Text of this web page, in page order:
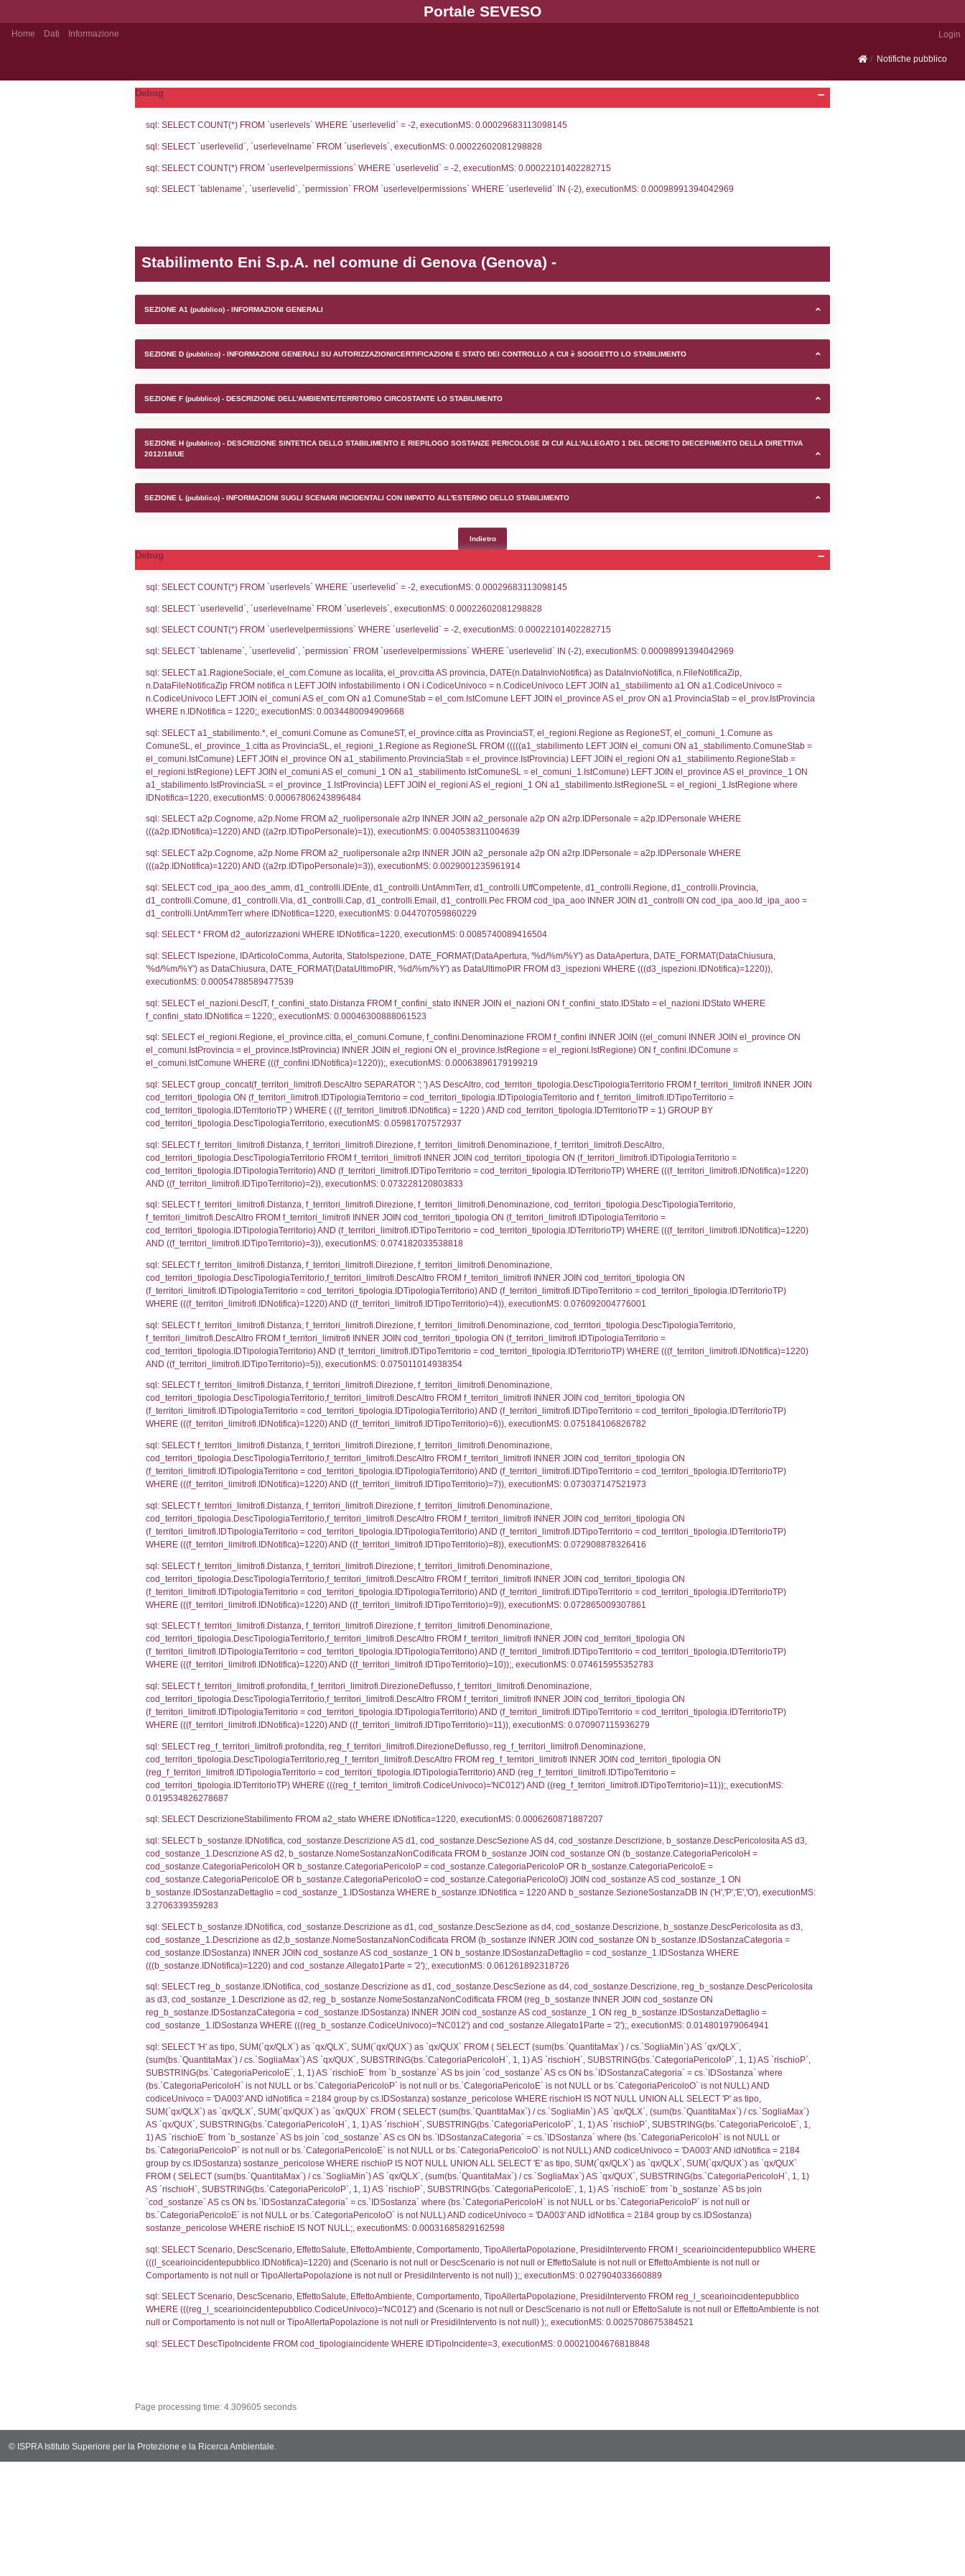
Portale SEVESO
Notifiche pubblico
Debug
sql: SELECT COUNT(*) FROM `userlevels` WHERE `userlevelid` = -2, executionMS: 0.00029683113098145
sql: SELECT COUNT(*) FROM `userlevelpermissions` WHERE `userlevelid` = -2, executionMS: 0.00022101402282715
Stabilimento Eni S.p.A. nel comune di Genova (Genova) -
SEZIONE D (pubblico) - INFORMAZIONI GENERALI SU AUTORIZZAZIONI/CERTIFICAZIONI E STATO DEI CONTROLLO A CUI è SOGGETTO
SEZIONE F (pubblico) - DESCRIZIONE DELL'AMBIENTE/TERRITORIO CIRCOSTANTE LO STABILIMENTO
SEZIONE H (pubblico) - DESCRIZIONE SINTETICA DELLO STABILIMENTO E RIEPILOGO SOSTANZE PERICOLOSE DI CUI ALL'ALLEGATO
2012/18/UE
SEZIONE L (pubblico) - INFORMAZIONI SUGLI SCENARI INCIDENTALI CON IMPATTO ALL'ESTERNO DELLO STABILIMENTO
Debug
sql: SELECT COUNT(*) FROM `userlevels` WHERE `userlevelid` = -2, executionMS: 0.00029683113098145
sql: SELECT `userlevelid`, `userlevelname` FROM `userlevels`, executionMS: 0.00022602081298828
sql: SELECT COUNT(*) FROM `userlevelpermissions` WHERE `userlevelid` = -2, executionMS: 0.00022101402282715
sql: SELECT `tablename`, `userlevelid`, `permission` FROM `userlevelpermissions` WHERE `userlevelid` IN (-2),
sql: SELECT a1.RagioneSociale, el_com.Comune as localita, el_prov.citta AS provincia, DATE(n.DataInvioNotifica) as
n.DataFileNotificaZip FROM notifica n LEFT JOIN infostabilimento i ON i.CodiceUnivoco = n.CodiceUnivoco LEFT JOIN
WHERE n.IDNotifica = 1220;, executionMS: 0.0034480094909668
sql: SELECT a1_stabilimento.*, el_comuni.Comune as ComuneST, el_province.citta as ProvinciaST, el_regioni.Regione
ComuneSL, el_province_1.citta as ProvinciaSL, el_regioni_1.Regione as RegioneSL FROM (((((a1_stabilimento LEFT
el_comuni.IstComune) LEFT JOIN el_province ON a1_stabilimento.ProvinciaStab = el_province.IstProvincia) LEFT JOIN
el_regioni.IstRegione) LEFT JOIN el_comuni AS el_comuni_1 ON a1_stabilimento.IstComuneSL =
a1_stabilimento.IstProvinciaSL = el_province_1.IstProvincia) LEFT JOIN el_regioni AS el_regioni_1 ON
IDNotifica=1220, executionMS: 0.00067806243896484
sql: SELECT a2p.Cognome, a2p.Nome FROM a2_ruolipersonale a2rp INNER JOIN a2_personale a2p ON
(((a2p.IDNotifica)=1220) AND ((a2rp.IDTipoPersonale)=1)), executionMS: 0.0040538311004639
sql: SELECT a2p.Cognome, a2p.Nome FROM a2_ruolipersonale a2rp INNER JOIN a2_personale a2p ON
(((a2p.IDNotifica)=1220) AND ((a2rp.IDTipoPersonale)=3)), executionMS: 0.0029001235961914
sql: SELECT cod_ipa_aoo.des_amm, d1_controlli.IDEnte, d1_controlli.UntAmmTerr, d1_controlli.UffCompetente,
d1_controlli.Comune, d1_controlli.Via, d1_controlli.Cap, d1_controlli.Email, d1_controlli.Pec FROM cod_ipa_aoo INNER
d1_controlli.UntAmmTerr where IDNotifica=1220, executionMS: 0.044707059860229
sql: SELECT Ispezione, IDArticoloComma, Autorita, StatoIspezione, DATE_FORMAT(DataApertura, '%d/%m/%Y') as
'%d/%m/%Y') as DataChiusura, DATE_FORMAT(DataUltimoPIR, '%d/%m/%Y') as DataUltimoPIR FROM d3_ispezioni
executionMS: 0.00054788589477539
sql: SELECT el_nazioni.DescIT, f_confini_stato.Distanza FROM f_confini_stato INNER JOIN el_nazioni ON
f_confini_stato.IDNotifica = 1220;, executionMS: 0.00046300888061523
sql: SELECT el_regioni.Regione, el_province.citta, el_comuni.Comune, f_confini.Denominazione FROM f_confini INNER
el_comuni.IstComune WHERE (((f_confini.IDNotifica)=1220));, executionMS: 0.00063896179199219
sql: SELECT group_concat(f_territori_limitrofi.DescAltro SEPARATOR '; ') AS DescAltro,
cod_territori_tipologia ON (f_territori_limitrofi.IDTipologiaTerritorio = cod_territori_tipologia.IDTipologiaTerritorio and
cod_territori_tipologia.IDTerritorioTP ) WHERE ( ((f_territori_limitrofi.IDNotifica) = 1220 ) AND
cod_territori_tipologia.DescTipologiaTerritorio, executionMS: 0.05981707572937
sql: SELECT f_territori_limitrofi.Distanza, f_territori_limitrofi.Direzione, f_territori_limitrofi.Denominazione,
cod_territori_tipologia.DescTipologiaTerritorio FROM f_territori_limitrofi INNER JOIN cod_territori_tipologia ON
cod_territori_tipologia.IDTipologiaTerritorio) AND (f_territori_limitrofi.IDTipoTerritorio =
AND ((f_territori_limitrofi.IDTipoTerritorio)=2)), executionMS: 0.073228120803833
sql: SELECT f_territori_limitrofi.Distanza, f_territori_limitrofi.Direzione, f_territori_limitrofi.Denominazione,
f_territori_limitrofi.DescAltro FROM f_territori_limitrofi INNER JOIN cod_territori_tipologia ON
cod_territori_tipologia.IDTipologiaTerritorio) AND (f_territori_limitrofi.IDTipoTerritorio =
sql: SELECT f_territori_limitrofi.Distanza, f_territori_limitrofi.Direzione, f_territori_limitrofi.Denominazione,
cod_territori_tipologia.DescTipologiaTerritorio,f_territori_limitrofi.DescAltro FROM f_territori_limitrofi INNER JOIN
(f_territori_limitrofi.IDTipologiaTerritorio = cod_territori_tipologia.IDTipologiaTerritorio) AND
WHERE (((f_territori_limitrofi.IDNotifica)=1220) AND ((f_territori_limitrofi.IDTipoTerritorio)=4)), executionMS:
f_territori_limitrofi.DescAltro FROM f_territori_limitrofi INNER JOIN cod_territori_tipologia ON
cod_territori_tipologia.IDTipologiaTerritorio) AND (f_territori_limitrofi.IDTipoTerritorio =
AND ((f_territori_limitrofi.IDTipoTerritorio)=5)), executionMS: 0.075011014938354
sql: SELECT f_territori_limitrofi.Distanza, f_territori_limitrofi.Direzione, f_territori_limitrofi.Denominazione,
cod_territori_tipologia.DescTipologiaTerritorio,f_territori_limitrofi.DescAltro FROM f_territori_limitrofi INNER JOIN
(f_territori_limitrofi.IDTipologiaTerritorio = cod_territori_tipologia.IDTipologiaTerritorio) AND
WHERE (((f_territori_limitrofi.IDNotifica)=1220) AND ((f_territori_limitrofi.IDTipoTerritorio)=6)), executionMS:
sql: SELECT f_territori_limitrofi.Distanza, f_territori_limitrofi.Direzione, f_territori_limitrofi.Denominazione,
cod_territori_tipologia.DescTipologiaTerritorio,f_territori_limitrofi.DescAltro FROM f_territori_limitrofi INNER JOIN
(f_territori_limitrofi.IDTipologiaTerritorio = cod_territori_tipologia.IDTipologiaTerritorio) AND
WHERE (((f_territori_limitrofi.IDNotifica)=1220) AND ((f_territori_limitrofi.IDTipoTerritorio)=7)), executionMS:
sql: SELECT f_territori_limitrofi.Distanza, f_territori_limitrofi.Direzione, f_territori_limitrofi.Denominazione,
sql: SELECT f_territori_limitrofi.Distanza, f_territori_limitrofi.Direzione, f_territori_limitrofi.Denominazione,
cod_territori_tipologia.DescTipologiaTerritorio,f_territori_limitrofi.DescAltro FROM f_territori_limitrofi INNER JOIN
(f_territori_limitrofi.IDTipologiaTerritorio = cod_territori_tipologia.IDTipologiaTerritorio) AND